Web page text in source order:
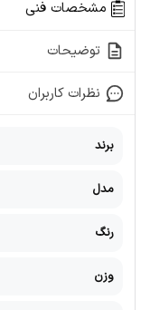
مشخصات فنی
توضیحات
نظرات کاربران
برند
مدل
رنگ
وزن